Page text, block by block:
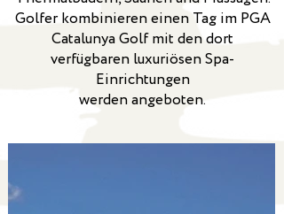
Golfer kombinieren einen Tag im PGA
Catalunya Golf mit den dort
verfügbaren luxuriösen Spa-
Einrichtungen
werden angeboten.